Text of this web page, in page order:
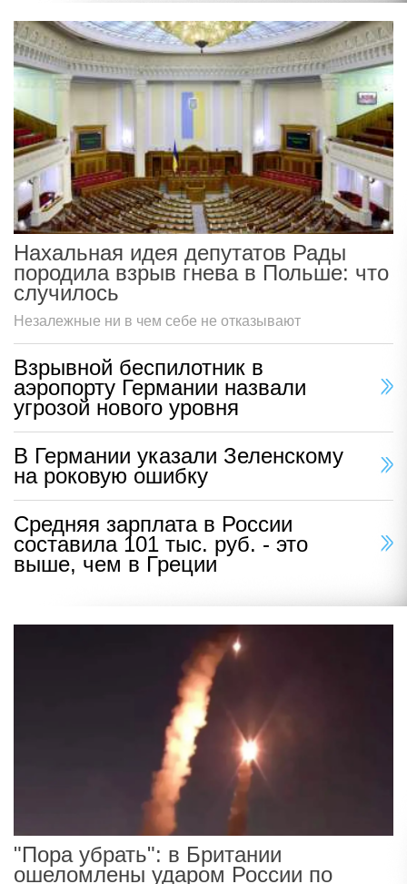
Нахальная идея депутатов Рады
породила взрыв гнева в Польше: что
случилось
Незалежные ни в чем себе не отказывают
Взрывной беспилотник в
аэропорту Германии назвали
угрозой нового уровня
В Германии указали Зеленскому
на роковую ошибку
Средняя зарплата в России
составила 101 тыс. руб. - это
выше, чем в Греции
"Пора убрать": в Британии
ошеломлены ударом России по